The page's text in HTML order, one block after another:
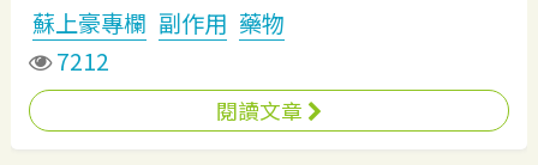
蘇上豪專欄 副作用 藥物
7212
閱讀文章